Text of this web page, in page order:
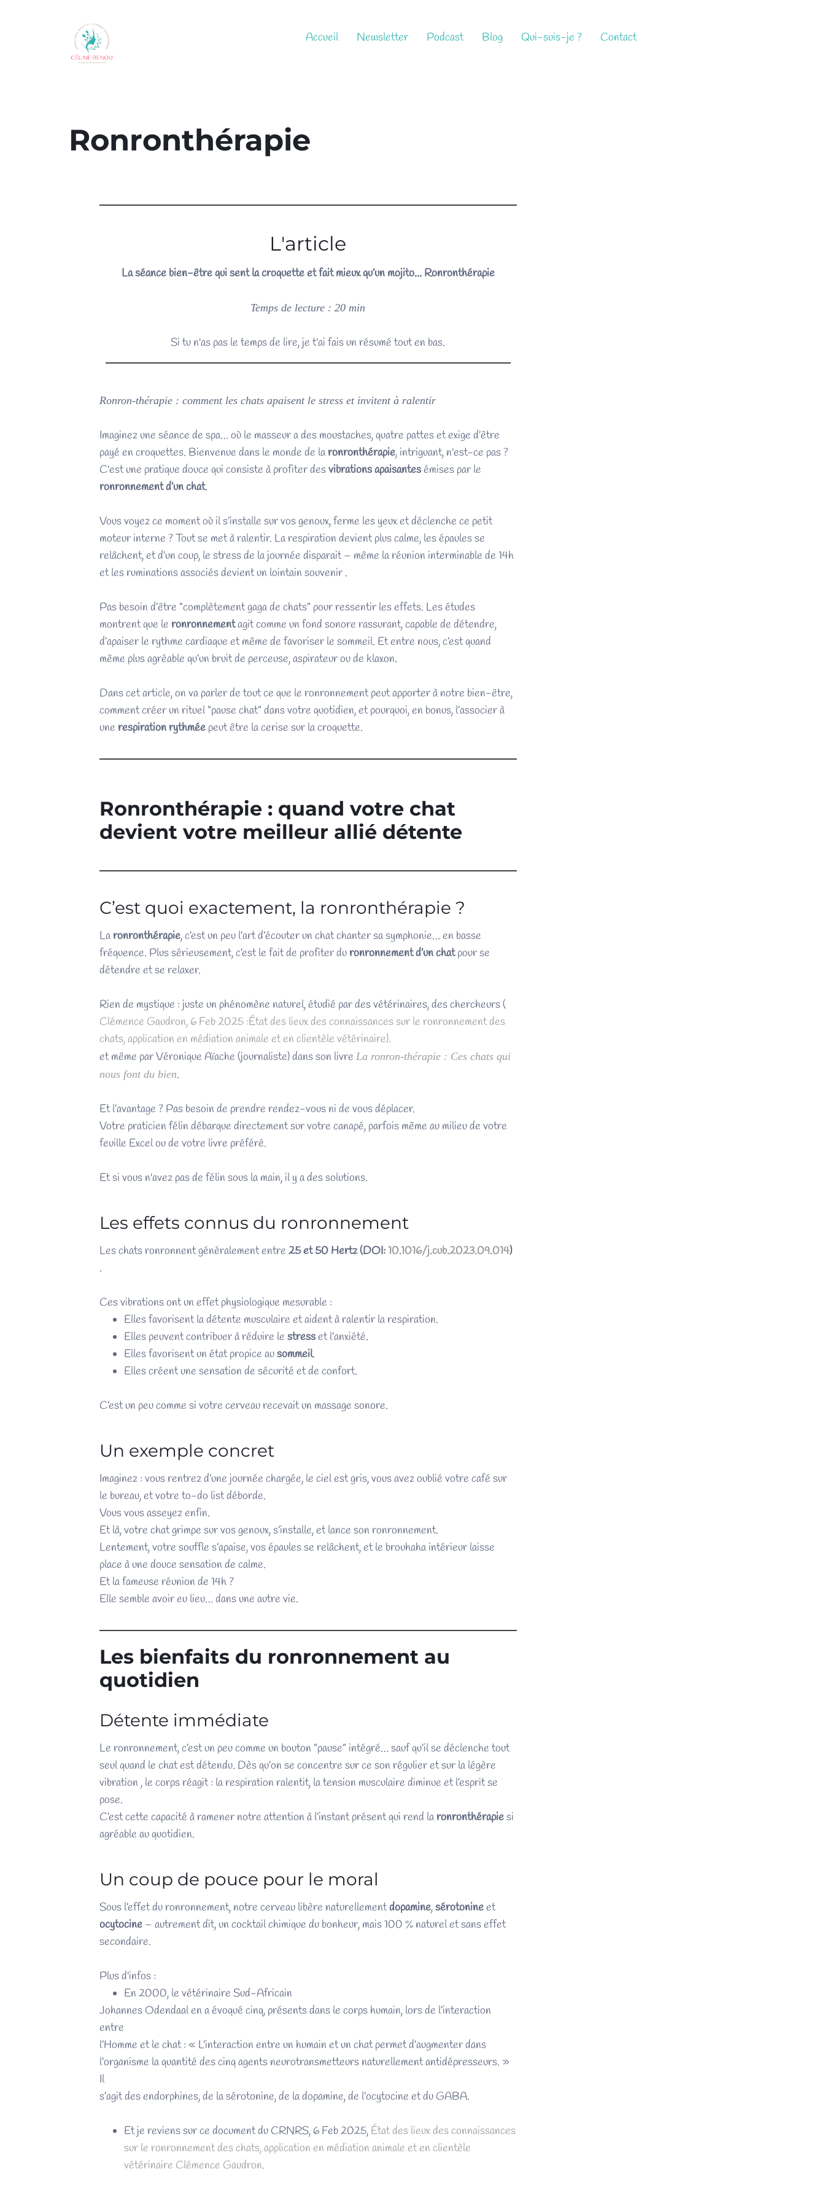
Accueil Newsletter Podcast Blog Qui-suis-je ? Contact
Ronronthérapie
L'article
La séance bien-être qui sent la croquette et fait mieux qu’un mojito... Ronronthérapie
Temps de lecture : 20 min
Si tu n'as pas le temps de lire, je t'ai fais un résumé tout en bas.
Ronron-thérapie : comment les chats apaisent le stress et invitent à ralentir
Imaginez une séance de spa… où le masseur a des moustaches, quatre pattes et exige d’être
payé en croquettes. Bienvenue dans le monde de laronronthérapie, intriguant, n'est-ce pas ?
C'est une pratique douce qui consiste à profiter desvibrations apaisantesémises par le
ronronnement d’un chat.
Vous voyez ce moment où il s’installe sur vos genoux, ferme les yeux et déclenche ce petit
moteur interne ? Tout se met à ralentir. La respiration devient plus calme, les épaules se
relâchent, et d’un coup, le stress de la journée disparait – même la réunion interminable de 14h
et les ruminations associés devient un lointain souvenir .
Pas besoin d’être “complètement gaga de chats” pour ressentir les effets. Les études
montrent que le ronronnementagit comme un fond sonore rassurant, capable de détendre,
d’apaiser le rythme cardiaque et même de favoriser le sommeil. Et entre nous, c’est quand
même plus agréable qu’un bruit de perceuse, aspirateur ou de klaxon.
Dans cet article, on va parler de tout ce que le ronronnement peut apporter à notre bien-être,
comment créer un rituel “pause chat” dans votre quotidien, et pourquoi, en bonus, l’associer à
une respiration rythmée peut être la cerise sur la croquette.
Ronronthérapie : quand votre chat
devient votre meilleur allié détente
C’est quoi exactement, la ronronthérapie ?
Laronronthérapie, c’est un peu l’art d’écouter un chat chanter sa symphonie… en basse
fréquence. Plus sérieusement, c’est le fait de profiter du ronronnement d’un chatpour se
détendre et se relaxer.
Rien de mystique : juste un phénomène naturel, étudié par des vétérinaires, des chercheurs (
Clémence Gaudron, 6 Feb 2025 :État des lieux des connaissances sur le ronronnement des
chats, application en médiation animale et en clientèle vétérinaire).
et même par Véronique Aïache (journaliste) dans son livre La ronron-thérapie : Ces chats qui
nous font du bien.
Et l’avantage ? Pas besoin de prendre rendez-vous ni de vous déplacer.
Votre praticien félin débarque directement sur votre canapé, parfois même au milieu de votre
feuille Excel ou de votre livre préféré.
Et si vous n'avez pas de félin sous la main, il y a des solutions.
Les effets connus du ronronnement
Les chats ronronnent généralement entre 25 et 50 Hertz (DOI:10.1016/j.cub.2023.09.014)
.
Ces vibrations ont un effet physiologique mesurable :
Elles favorisent la détente musculaire et aident à ralentir la respiration.
Elles peuvent contribuer à réduire le stresset l’anxiété.
Elles favorisent un état propice ausommeil.
Elles créent une sensation de sécurité et de confort.
C’est un peu comme si votre cerveau recevait un massage sonore.
Un exemple concret
Imaginez : vous rentrez d’une journée chargée, le ciel est gris, vous avez oublié votre café sur
le bureau, et votre to-do list déborde.
Vous vous asseyez enfin.
Et là, votre chat grimpe sur vos genoux, s’installe, et lance son ronronnement.
Lentement, votre souffle s’apaise, vos épaules se relâchent, et le brouhaha intérieur laisse
place à une douce sensation de calme.
Et la fameuse réunion de 14h ?
Elle semble avoir eu lieu… dans une autre vie.
Les bienfaits du ronronnement au
quotidien
Détente immédiate
Le ronronnement, c’est un peu comme un bouton “pause” intégré… sauf qu’il se déclenche tout
seul quand le chat est détendu. Dès qu’on se concentre sur ce son régulier et sur la légère
vibration , le corps réagit : la respiration ralentit, la tension musculaire diminue et l’esprit se
pose.
C’est cette capacité à ramener notre attention à l’instant présent qui rend laronronthérapiesi
agréable au quotidien.
Un coup de pouce pour le moral
Sous l’effet du ronronnement, notre cerveau libère naturellementdopamine,sérotonineet
ocytocine – autrement dit, un cocktail chimique du bonheur, mais 100 % naturel et sans effet
secondaire.
Plus d'infos :
En 2000, le vétérinaire Sud-Africain
Johannes Odendaal en a évoqué cinq, présents dans le corps humain, lors de l’interaction
entre
l’Homme et le chat : « L’interaction entre un humain et un chat permet d’augmenter dans
l’organisme la quantité des cinq agents neurotransmetteurs naturellement antidépresseurs. »
Il
s’agit des endorphines, de la sérotonine, de la dopamine, de l’ocytocine et du GABA.
Et je reviens sur ce document du CRNRS, 6 Feb 2025, État des lieux des connaissances
sur le ronronnement des chats, application en médiation animale et en clientèle
vétérinaire Clémence Gaudron.